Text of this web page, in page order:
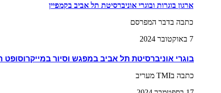
ארגון בוגרות ובוגרי אוניברסיטת תל אביב בקמפיין
כתבה בדבר המפרסם
7 באוקטובר 2024
בוגרי אוניברסיטת תל אביב במפגש וסיור במייקרוסופט
כתבה בTMI מעריב